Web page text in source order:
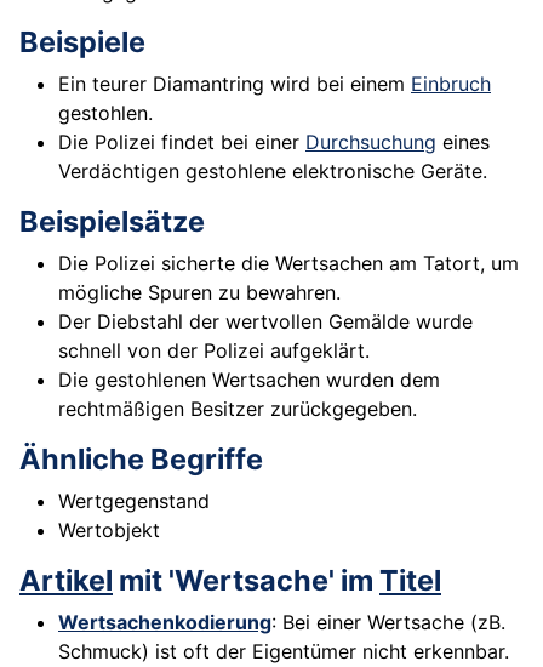
Beispiele
Ein teurer Diamantring wird bei einem Einbruch
gestohlen.
Die Polizei findet bei einer Durchsuchung eines
Verdächtigen gestohlene elektronische Geräte.
Beispielsätze
Die Polizei sicherte die Wertsachen am Tatort, um
mögliche Spuren zu bewahren.
Der Diebstahl der wertvollen Gemälde wurde
schnell von der Polizei aufgeklärt.
Die gestohlenen Wertsachen wurden dem
rechtmäßigen Besitzer zurückgegeben.
Ähnliche Begriffe
Wertgegenstand
Wertobjekt
Artikel mit 'Wertsache' im Titel
Wertsachenkodierung: Bei einer Wertsache (zB.
Schmuck) ist oft der Eigentümer nicht erkennbar.